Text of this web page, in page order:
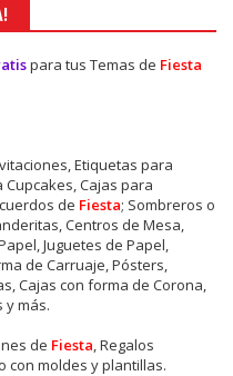
para tus Temas de Fiesta
Etiquetas para
Cajas para
de Fiesta; Sombreros o
Centros de Mesa,
Juguetes de Papel,
de Carruaje, Pósters,
Cajas con forma de Corona,
y más.
de Fiesta, Regalos
con moldes y plantillas.